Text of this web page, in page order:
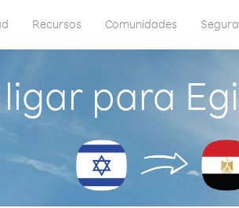
Recursos Comunidades
para